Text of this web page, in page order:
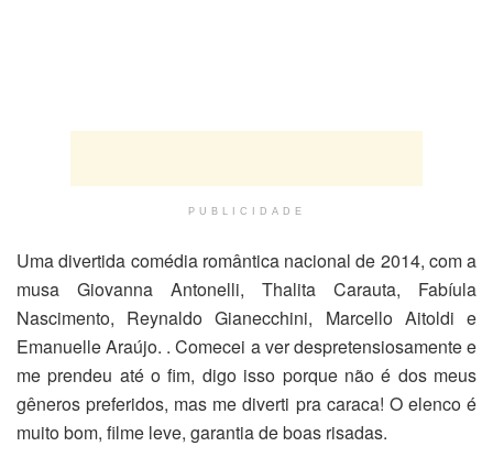
PUBLICIDADE
Uma divertida comédia romântica nacional de 2014, com a
musa Giovanna Antonelli, Thalita Carauta, Fabíula
Nascimento, Reynaldo Gianecchini, Marcello Aitoldi e
Emanuelle Araújo. . Comecei a ver despretensiosamente e
me prendeu até o fim, digo isso porque não é dos meus
gêneros preferidos, mas me diverti pra caraca! O elenco é
muito bom, filme leve, garantia de boas risadas.